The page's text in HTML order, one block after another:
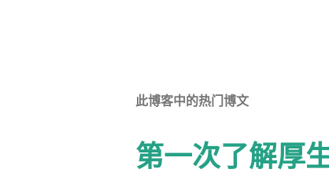
此博客中的热门博文
第一次了解厚